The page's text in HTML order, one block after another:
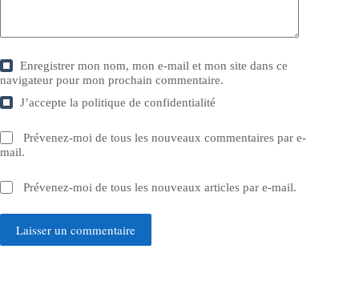
Enregistrer mon nom, mon e-mail et mon site dans ce
navigateur pour mon prochain commentaire.
J’accepte lapolitique de confidentialité
Prévenez-moi de tous les nouveaux commentaires par e-
mail.
Prévenez-moi de tous les nouveaux articles par e-mail.
Laisser un commentaire